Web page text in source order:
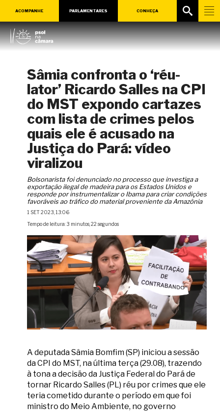
ACOMPANHE PARLAMENTARES CONHEÇA
Sâmia confronta o ‘réu-
lator’ Ricardo Salles na CPI
do MST expondo cartazes
com lista de crimes pelos
quais ele é acusado na
Justiça do Pará: vídeo
viralizou
Bolsonarista foi denunciado no processo que investiga a
exportação ilegal de madeira para os Estados Unidos e
responde por instrumentalizar o Ibama para criar condições
favoráveis ao tráfico do material proveniente da Amazônia
1 SET 2023, 13:06
Tempo de leitura: 3 minutos, 22 segundos
A deputada Sâmia Bomfim (SP) iniciou a sessão
da CPI do MST, na última terça (29.08), trazendo
à tona a decisão da Justiça Federal do Pará de
tornar Ricardo Salles (PL) réu por crimes que ele
teria cometido durante o período em que foi
ministro do Meio Ambiente, no governo